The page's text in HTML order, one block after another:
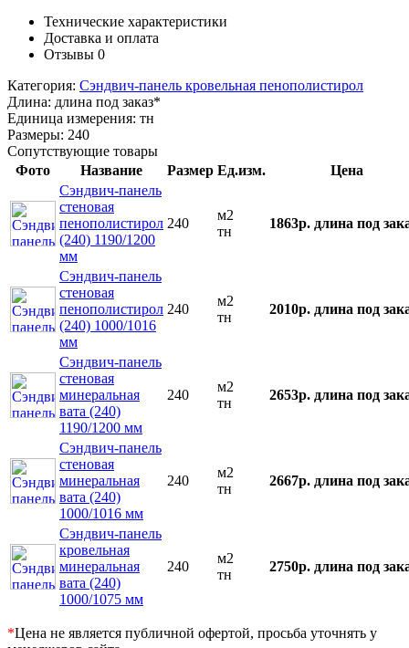
Технические характеристики
Доставка и оплата
Отзывы 0
Категория: Сэндвич-панель кровельная пенополистирол
Длина: длина под заказ*
Единица измерения: тн
Размеры: 240
Сопутствующие товары
Фото
Название Размер Ед.изм.
Цена
Сэндвич-панель
стеновая
пенополистирол
(240) 1190/1200
мм
240
м2
тн
1863р. длина под
Сэндвич-панель
стеновая
пенополистирол
(240) 1000/1016
мм
240
м2
тн
2010р. длина под
Сэндвич-панель
стеновая
минеральная
вата (240)
1190/1200 мм
240
м2
тн
2653р. длина под
Сэндвич-панель
стеновая
минеральная
вата (240)
1000/1016 мм
240
м2
тн
2667р. длина под
Сэндвич-панель
кровельная
минеральная
вата (240)
1000/1075 мм
240
м2
тн
2750р. длина под
*Цена не является публичной офертой, просьба уточнять у